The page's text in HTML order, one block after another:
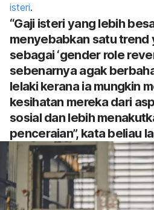
isteri.
“Gaji isteri yang lebih
menyebabkan satu trend
sebagai ‘gender role
sebenarnya agak
lelaki kerana ia mungkin
kesihatan mereka dari
sosial dan lebih
penceraian”, kata beliau